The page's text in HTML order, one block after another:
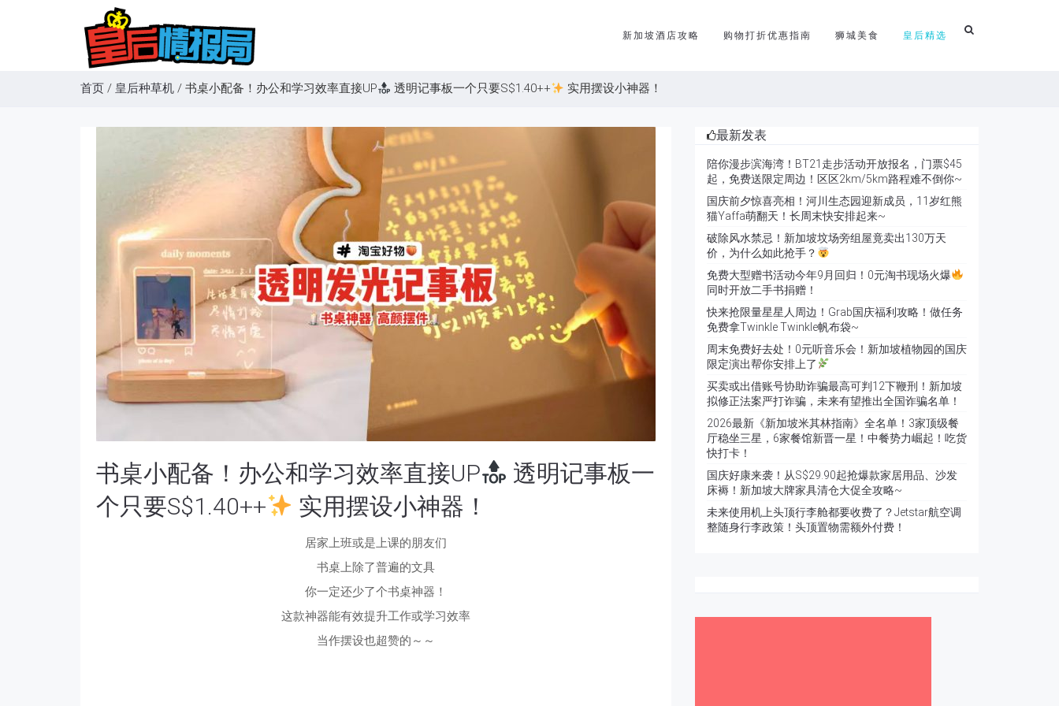
新加坡酒店攻略 购物打折优惠指南 狮城美食 皇后精选
首页 / 皇后种草机 / 书桌小配备！办公和学习效率直接UP 透明记事板一个只要S$1.40++ 实用摆设小神器！
书桌小配备！办公和学习效率直接UP
透明记事板一
个只要S$1.40++
实用摆设小神器！
居家上班或是上课的朋友们
书桌上除了普遍的文具
你一定还少了个书桌神器！
这款神器能有效提升工作或学习效率
当作摆设也超赞的～～
最新发表
陪你漫步滨海湾！BT21走步活动开放报名，门票$45
起，免费送限定周边！区区2km/5km路程难不倒你~
国庆前夕惊喜亮相！河川生态园迎新成员，11岁红熊
猫Yaffa萌翻天！长周末快安排起来~
破除风水禁忌！新加坡坟场旁组屋竟卖出130万天
价，为什么如此抢手？
免费大型赠书活动今年9月回归！0元淘书现场火爆
同时开放二手书捐赠！
快来抢限量星星人周边！Grab国庆福利攻略！做任务
免费拿Twinkle Twinkle帆布袋~
周末免费好去处！0元听音乐会！新加坡植物园的国庆
限定演出帮你安排上了
买卖或出借账号协助诈骗最高可判12下鞭刑！新加坡
拟修正法案严打诈骗，未来有望推出全国诈骗名单！
2026最新《新加坡米其林指南》全名单！3家顶级餐
厅稳坐三星，6家餐馆新晋一星！中餐势力崛起！吃货
快打卡！
国庆好康来袭！从S$29.90起抢爆款家居用品、沙发
床褥！新加坡大牌家具清仓大促全攻略~
未来使用机上头顶行李舱都要收费了？Jetstar航空调
整随身行李政策！头顶置物需额外付费！